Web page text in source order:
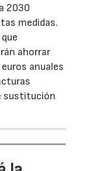
2030
medidas.
ahorrar
anuales
sustitución